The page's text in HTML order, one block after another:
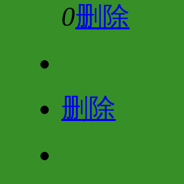
0删除
删除